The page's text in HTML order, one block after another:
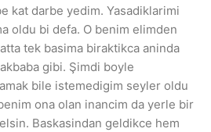
kat darbe yedim. Yasadiklarimi
oldu bi defa. O benim elimden
tek basima biraktikca aninda
gibi. Şimdi boyle
bile istemedigim seyler oldu
ona olan inancim da yerle bir
Baskasindan geldikce hem